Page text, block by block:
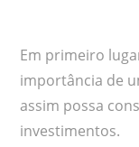
Em primeiro
importância de
assim possa
investimentos.